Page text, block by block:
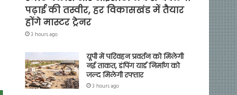
पढ़ाई की तस्वीर, हर विकासखंड में तैयार
होंगे मास्टर ट्रेनर
3 hours ago
यूपी में परिवहन प्रवर्तन को मिलेगी
नई ताकत, डंपिंग यार्ड निर्माण को
जल्द मिलेगी रफ्तार
3 hours ago